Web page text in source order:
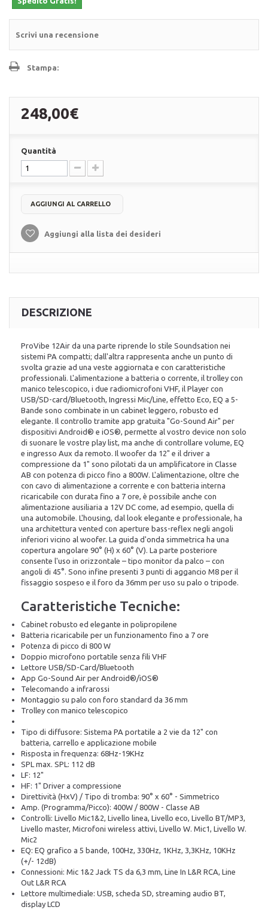
Scrivi una recensione
Stampa:
248,00€
Quantità
AGGIUNGI AL CARRELLO
Aggiungi alla lista dei desideri
DESCRIZIONE
ProVibe 12Air da una parte riprende lo stile Soundsation nei
sistemi PA compatti; dall'altra rappresenta anche un punto di
svolta grazie ad una veste aggiornata e con caratteristiche
professionali. L'alimentazione a batteria o corrente, il trolley con
manico telescopico, i due radiomicrofoni VHF, il Player con
USB/SD-card/Bluetooth, Ingressi Mic/Line, effetto Eco, EQ a 5-
Bande sono combinate in un cabinet leggero, robusto ed
elegante. Il controllo tramite app gratuita "Go-Sound Air" per
dispositivi Android® e iOS®, permette al vostro device non solo
di suonare le vostre play list, ma anche di controllare volume, EQ
e ingresso Aux da remoto. Il woofer da 12" e il driver a
compressione da 1" sono pilotati da un amplificatore in Classe
AB con potenza di picco fino a 800W. L'alimentazione, oltre che
con cavo di alimentazione a corrente e con batteria interna
ricaricabile con durata fino a 7 ore, è possibile anche con
alimentazione ausiliaria a 12V DC come, ad esempio, quella di
una automobile. L'housing, dal look elegante e professionale, ha
una architettura vented con aperture bass-reflex negli angoli
inferiori vicino al woofer. La guida d'onda simmetrica ha una
copertura angolare 90° (H) x 60° (V). La parte posteriore
consente l'uso in orizzontale – tipo monitor da palco – con
angoli di 45°. Sono infine presenti 3 punti di aggancio M8 per il
fissaggio sospeso e il foro da 36mm per uso su palo o tripode.
Caratteristiche Tecniche:
Cabinet robusto ed elegante in polipropilene
Batteria ricaricabile per un funzionamento fino a 7 ore
Potenza di picco di 800 W
Doppio microfono portatile senza fili VHF
Lettore USB/SD-Card/Bluetooth
App Go-Sound Air per Android®/iOS®
Telecomando a infrarossi
Montaggio su palo con foro standard da 36 mm
Trolley con manico telescopico
Tipo di diffusore: Sistema PA portatile a 2 vie da 12" con
batteria, carrello e applicazione mobile
Risposta in frequenza: 68Hz-19KHz
SPL max. SPL: 112 dB
LF: 12"
HF: 1" Driver a compressione
Direttività (HxV) / Tipo di tromba: 90° x 60° - Simmetrico
Amp. (Programma/Picco): 400W / 800W - Classe AB
Controlli: Livello Mic1&2, Livello linea, Livello eco, Livello BT/MP3,
Livello master, Microfoni wireless attivi, Livello W. Mic1, Livello W.
Mic2
EQ: EQ grafico a 5 bande, 100Hz, 330Hz, 1KHz, 3,3KHz, 10KHz
(+/- 12dB)
Connessioni: Mic 1&2 Jack TS da 6,3 mm, Line In L&R RCA, Line
Out L&R RCA
Lettore multimediale: USB, scheda SD, streaming audio BT,
display LCD